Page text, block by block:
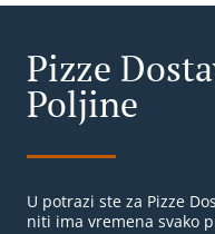
Pizze
Poljine
U potrazi ste za Pizze
niti ima vremena svako